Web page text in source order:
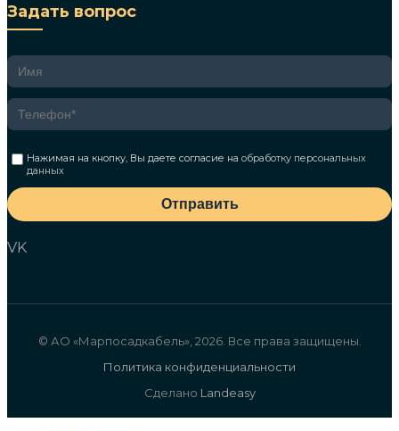
Задать вопрос
Нажимая на кнопку, Вы даете согласие наобработку персональных
данных
Отправить
VK
© АО «Марпосадкабель», 2026. Все права защищены.
Политика конфиденциальности
Сделано Landeasy